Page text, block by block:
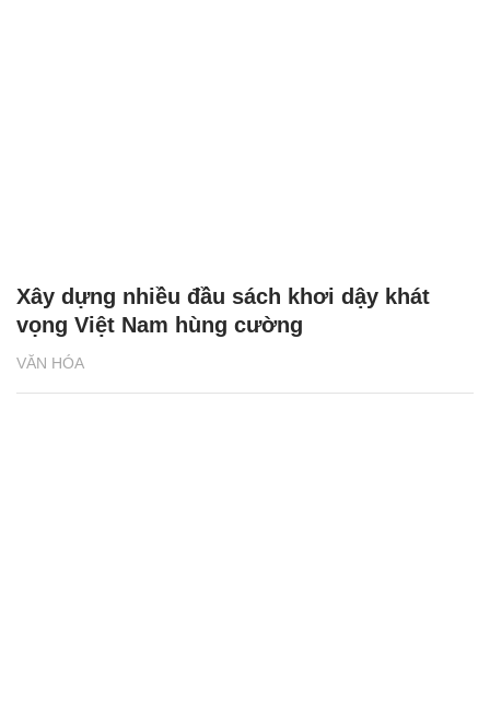
VĂN HÓA
Xây dựng nhiều đầu sách khơi dậy khát
vọng Việt Nam hùng cường